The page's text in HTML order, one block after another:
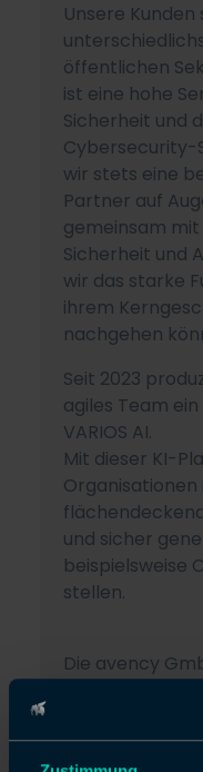
Unsere
öffentlichen
ist eine hohe
Sicherheit und
Cybersecurity-
wir stets eine
Partner auf
gemeinsam
Sicherheit und
wir das starke
ihrem
nachgehen
Seit 2023
agiles Team
VARIOS AI.
Mit dieser KI-
und sicher
beispielsweise
stellen.
Die avency
Albers
geleitet, der